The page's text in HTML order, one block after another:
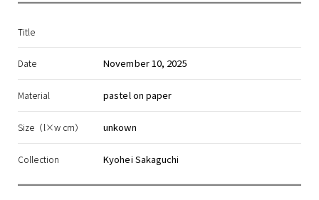
Title
Date November 10, 2025
Material pastel on paper
Size（l×w cm） unkown
Collection Kyohei Sakaguchi